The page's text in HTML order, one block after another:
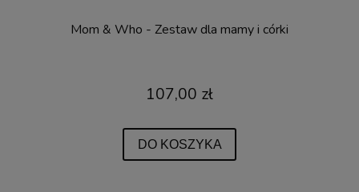
Mom & Who - Zestaw dla mamy i córki
107,00 zł
DO KOSZYKA